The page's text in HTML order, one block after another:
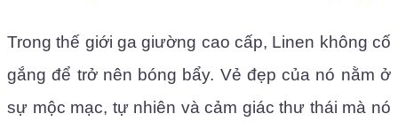
Trong thế giới ga giường cao cấp, Linen không cố
gắng để trở nên bóng bẩy. Vẻ đẹp của nó nằm ở
sự mộc mạc, tự nhiên và cảm giác thư thái mà nó